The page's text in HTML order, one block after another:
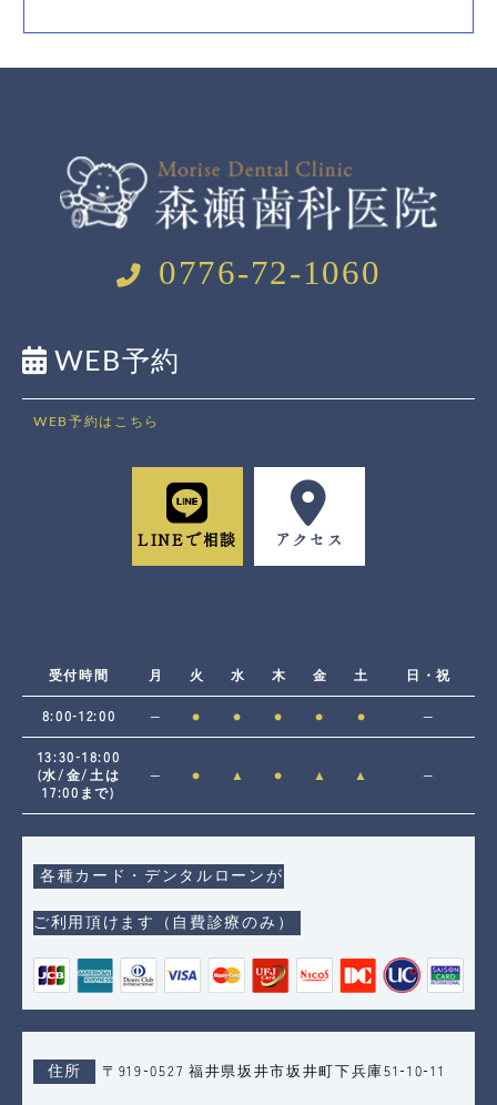
0776-72-1060
WEB予約
WEB予約はこちら
LINEで相談 アクセス
受付時間 月 火 水 木 金 土 日・祝
8:00-12:00 ― ● ● ● ● ● ―
13:30-18:00
(水/金/土は
17:00まで)
― ● ▲ ● ▲ ▲ ―
各種カード・デンタルローンが
ご利用頂けます（自費診療のみ）
住所 〒919-0527 福井県坂井市坂井町下兵庫51-10-11